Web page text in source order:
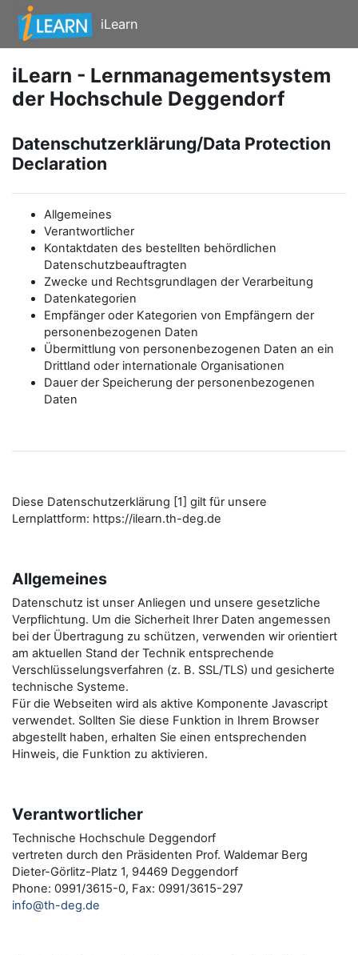
Zum Hauptinhalt
iLearn
iLearn - Lernmanagementsystem
der Hochschule Deggendorf
Datenschutzerklärung/Data Protection
Declaration
Allgemeines
Verantwortlicher
Kontaktdaten des bestellten behördlichen
Datenschutzbeauftragten
Zwecke und Rechtsgrundlagen der Verarbeitung
Datenkategorien
Empfänger oder Kategorien von Empfängern der
personenbezogenen Daten
Übermittlung von personenbezogenen Daten an ein
Drittland oder internationale Organisationen
Dauer der Speicherung der personenbezogenen
Daten
Diese Datenschutzerklärung [1] gilt für unsere
Lernplattform: https://ilearn.th-deg.de
Allgemeines
Datenschutz ist unser Anliegen und unsere gesetzliche
Verpflichtung. Um die Sicherheit Ihrer Daten angemessen
bei der Übertragung zu schützen, verwenden wir orientiert
am aktuellen Stand der Technik entsprechende
Verschlüsselungsverfahren (z. B. SSL/TLS) und gesicherte
technische Systeme.
Für die Webseiten wird als aktive Komponente Javascript
verwendet. Sollten Sie diese Funktion in Ihrem Browser
abgestellt haben, erhalten Sie einen entsprechenden
Hinweis, die Funktion zu aktivieren.
Verantwortlicher
Technische Hochschule Deggendorf
vertreten durch den Präsidenten Prof. Waldemar Berg
Dieter-Görlitz-Platz 1, 94469 Deggendorf
Phone: 0991/3615-0, Fax: 0991/3615-297
info@th-deg.de